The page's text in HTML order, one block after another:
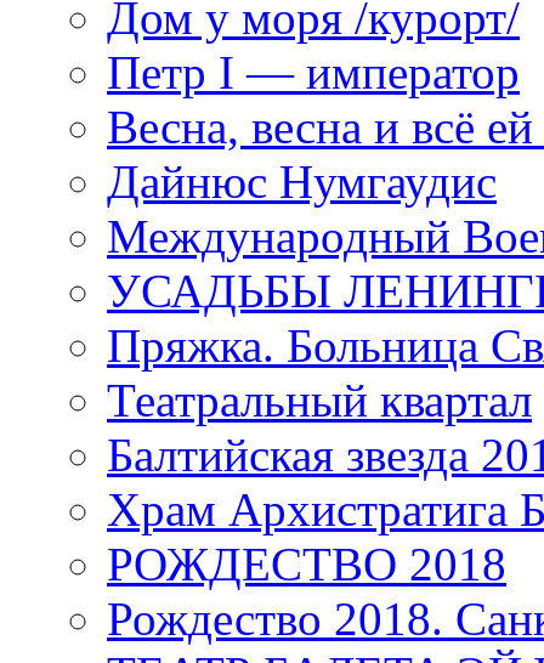
Дом у моря /курорт/
Петр I — император
Весна, весна и всё
Дайнюс Нумгаудис
Международный
УСАДЬБЫ
Пряжка. Больница
Театральный квартал
Балтийская звезда
Храм
РОЖДЕСТВО 2018
Рождество 2018.